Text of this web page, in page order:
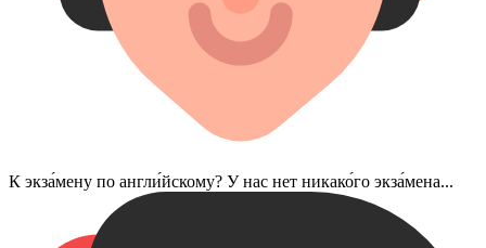
К экза́мену по англи́йскому? У нас нет никако́го экза́мена...